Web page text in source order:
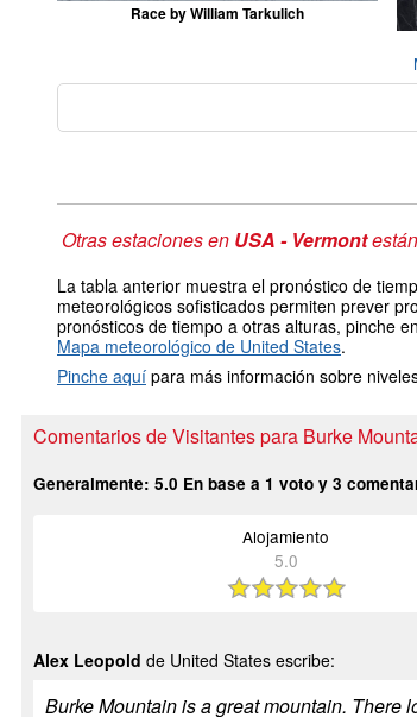
Race by William Tarkulich
Otras estaciones en USA - Vermont
La tabla anterior muestra el pronóstico de
meteorológicos sofisticados permiten prever
pronósticos de tiempo a otras alturas, pinche
Mapa meteorológico de United States.
Pinche aquí para más información sobre
Comentarios de Visitantes para Burke
Generalmente: 5.0 En base a 1 voto y 3
Alojamiento
5.0
Alex Leopold de United States escribe:
Burke Mountain is a great mountain. There